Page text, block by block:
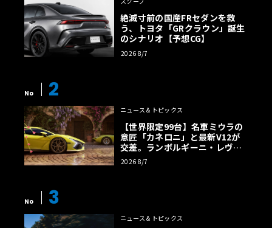
絶滅寸前の国産FRセダンを救
う、トヨタ「GRクラウン」誕生
のシナリオ【予想CG】
2026 8/7
No 2
ニュース＆トピックス
【世界限定99台】名車ミウラの
意匠「カネロニ」と最新V12が
交差。ランボルギーニ・レヴエ
ルトに60周年記念車が登場
2026 8/7
No 3
ニュース＆トピックス